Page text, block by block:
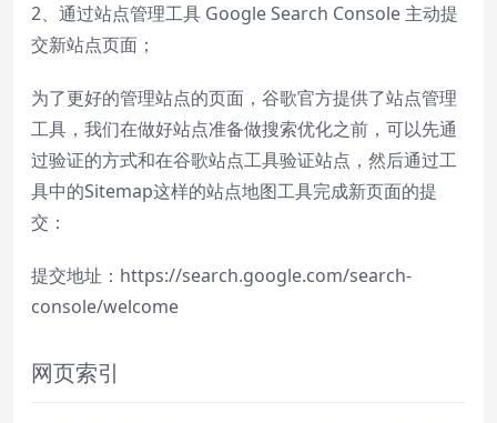
2、通过站点管理工具 Google Search Console 主动提
交新站点页面；
为了更好的管理站点的页面，谷歌官方提供了站点管理
工具，我们在做好站点准备做搜索优化之前，可以先通
过验证的方式和在谷歌站点工具验证站点，然后通过工
具中的Sitemap这样的站点地图工具完成新页面的提
交：
提交地址：https://search.google.com/search-
console/welcome
网页索引